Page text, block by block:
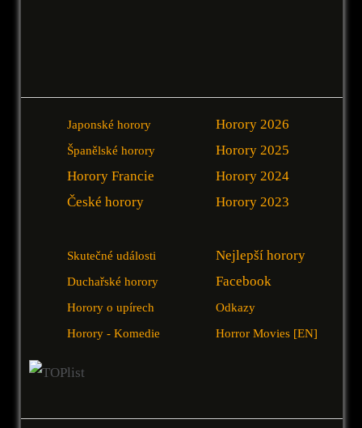
Japonské horory
Španělské horory
Horory Francie
České horory
Horory 2026
Horory 2025
Horory 2024
Horory 2023
Skutečné události
Duchařské horory
Horory o upírech
Horory - Komedie
Nejlepší horory
Facebook
Odkazy
Horror Movies [EN]